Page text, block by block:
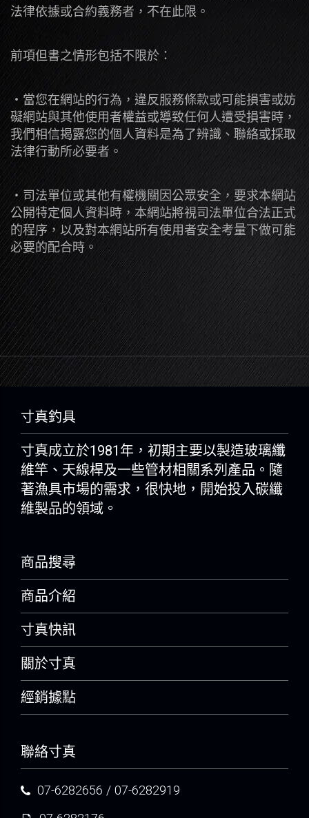
法律依據或合約義務者，不在此限。
前項但書之情形包括不限於：
・當您在網站的行為，違反服務條款或可能損害或妨
礙網站與其他使用者權益或導致任何人遭受損害時，
我們相信揭露您的個人資料是為了辨識、聯絡或採取
法律行動所必要者。
・司法單位或其他有權機關因公眾安全，要求本網站
公開特定個人資料時，本網站將視司法單位合法正式
的程序，以及對本網站所有使用者安全考量下做可能
必要的配合時。
寸真釣具
寸真成立於1981年，初期主要以製造玻璃纖
維竿、天線桿及一些管材相關系列產品。隨
著漁具市場的需求，很快地，開始投入碳纖
維製品的領域。
商品搜尋
商品介紹
寸真快訊
關於寸真
經銷據點
聯絡寸真
07-6282656 / 07-6282919